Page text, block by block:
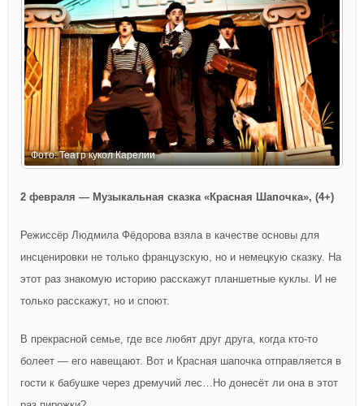
Фото: Театр кукол Карелии
2 февраля — Музыкальная сказка «Красная Шапочка», (4+)
Режиссёр Людмила Фёдорова взяла в качестве основы для
инсценировки не только французскую, но и немецкую сказку. На
этот раз знакомую историю расскажут планшетные куклы. И не
только расскажут, но и споют.
В прекрасной семье, где все любят друг друга, когда кто-то
болеет — его навещают. Вот и Красная шапочка отправляется в
гости к бабушке через дремучий лес…Но донесёт ли она в этот